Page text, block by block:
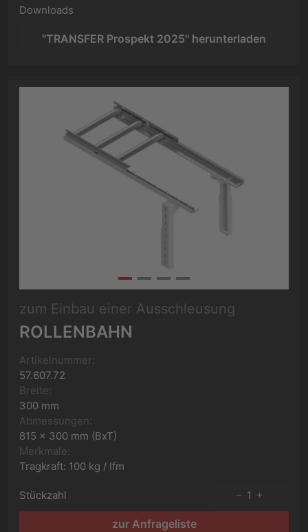
Downloads
"TRANSFER Prospekt 2025" herunterladen
zum Einbau einer Ausschleusung
ROLLENBAHN
Artikelnummer:
57.607.72
Breite:
300 mm
Abmessungen:
815 x 300 mm (BxT)
Merkmale:
Tragkraft: 100 kg / lfm
Stückzahl 1
zur Anfrageliste